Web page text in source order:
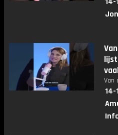
Van
14-